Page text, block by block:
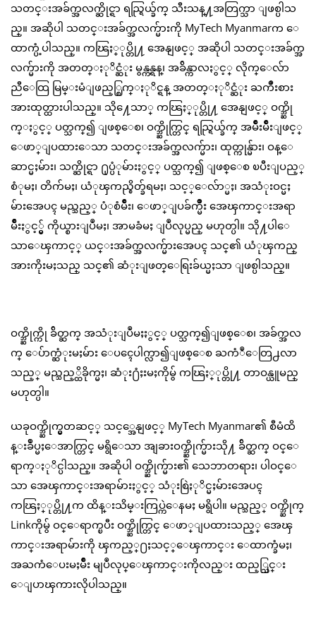
သတင္းအခ်က္အလက္ဆိုင္ရာ ရည္ရြယ္ခ်က္ သီးသန္႔အတြက္သာ ျဖစ္ပါသ
ည္။ အဆိုပါ သတင္းအခ်က္အလက္မ်ားကို MyTech Myanmarက ေ
ထာက္ပံ့ပါသည္။ ကၽြႏ္ုပ္တို႔ အေနျဖင့္ အဆိုပါ သတင္းအခ်က္အ
လက္မ်ားကို အတတ္ႏုိင္ဆံုး မွန္ကန္ရန္၊ အခ်ိန္ကာလႏွင့္ လိုက္ေလ်ာ
ညီေထြ မြမ္းမံျဖည့္စြက္ႏုိင္ရန္ အတတ္ႏုိင္ဆံုး ႀကိဳးစား
အားထုတ္ထားပါသည္။ သို႔ေသာ္ ကၽြႏ္ုပ္တို႔ အေနျဖင့္ ဝက္ဘ္ဆို
က္ႏွင့္ ပတ္သက္၍ ျဖစ္ေစ၊ ဝက္ဘ္ဆိုက္တြင္ ရည္ရြယ္ခ်က္ အမ်ိဳးမ်ိဳးျဖင့္
ေဖာ္ျပထားေသာ သတင္းအခ်က္အလက္မ်ား၊ ထုတ္ကုန္မ်ား၊ ဝန္ေ
ဆာင္မႈမ်ား၊ သက္ဆိုင္ရာ ႐ုပ္ပံုမ်ားႏွင့္ ပတ္သက္၍ ျဖစ္ေစ ၿပီးျပည့္
စံုမႈ၊ တိက်မႈ၊ ယံုၾကည္စိတ္ခ်ရမႈ၊ သင့္ေလ်ာ္မႈ၊ အသံုးဝင္မႈ
မ်ားအေပၚ မည္သည့္ ပံုစံမ်ိဳး၊ ေဖာ္ျပခ်က္မ်ိဳး အေၾကာင္းအရာ
မ်ိဳးႏွင့္မွ် ကိုယ္စားျပဳမႈ၊ အာမခံမႈ ျပဳလုပ္မည္ မဟုတ္ပါ။ သို႔ပါေ
သာေၾကာင့္ ယင္းအခ်က္အလက္မ်ားအေပၚ သင္၏ ယံုၾကည္
အားကိုးမႈသည္ သင္၏ ဆံုးျဖတ္ေရြးခ်ယ္မႈသာ ျဖစ္ပါသည္။
ဝက္ဘ္ဆိုက္ကို ခ်ိတ္ဆက္ အသံုးျပဳမႈႏွင့္ ပတ္သက္၍ျဖစ္ေစ၊ အခ်က္အလ
က္ ေပ်ာက္ဆံုးမႈမ်ား ေပၚေပါက္လာ၍ျဖစ္ေစ ႀကံဳေတြ႕လာ
သည့္ မည္သည့္ထိခိုက္မႈ၊ ဆံုး႐ံႈးမႈကိုမွ် ကၽြႏ္ုပ္တို႔ တာဝန္ယူမည္
မဟုတ္ပါ။
ယခုဝက္ဘ္ဆိုက္မွတဆင့္ သင့္အေနျဖင့္ MyTech Myanmar၏ စီမံထိ
န္းခ်ဳပ္မႈေအာက္တြင္ မရွိေသာ အျခားဝက္ဘ္ဆိုက္မ်ားသို႔ ခ်ိတ္ဆက္ ဝင္ေ
ရာက္ႏုိင္ပါသည္။ အဆိုပါ ဝက္ဘ္ဆိုက္မ်ား၏ သေဘာတရား၊ ပါဝင္ေ
သာ အေၾကာင္းအရာမ်ားႏွင့္ သံုးစြဲႏုိင္မႈမ်ားအေပၚ
ကၽြႏ္ုပ္တို႔က ထိန္းသိမ္းကြပ္ကဲေနမႈ မရွိပါ။ မည္သည့္ ဝက္ဘ္ဆိုက္
Linkကိုမွ် ဝင္ေရာက္ၿပီး ဝက္ဘ္ဆိုက္တြင္ ေဖာ္ျပထားသည့္ အေၾ
ကာင္းအရာမ်ားကို ၾကည့္႐ႈသင့္ေၾကာင္း ေထာက္ခံမႈ၊
အႀကံေပးမႈမ်ိဳး မျပဳလုပ္ေၾကာင္းကိုလည္း ထည့္သြင္း
ေျပာၾကားလိုပါသည္။